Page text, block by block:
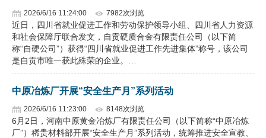
2026/6/16 11:24:00 7982次浏览
近日，四川省就业促进工作和劳动保护领导小组、四川省人力资源
和社会保障厅联合发文，自贡硬质合金有限责任公司（以下简
称“自硬公司”）获得“四川省就业促进工作先进集体”称号，该公司
是自贡市唯一获此殊荣的企业。…
中原冶炼厂开展“安全生产月”系列活动
2026/6/16 11:23:00 8148次浏览
6月2日，河南中原黄金冶炼厂有限责任公司（以下简称“中原冶炼
厂”）稀贵材料部开展“安全生产月”系列活动，统筹推进安全宣教、